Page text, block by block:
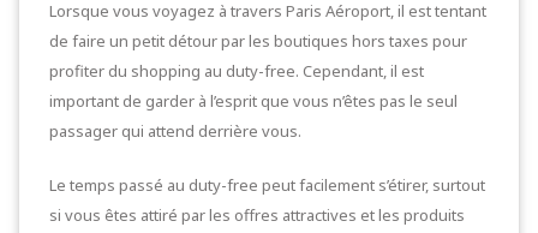
Lorsque vous voyagez à travers Paris Aéroport, il est tentant
de faire un petit détour par les boutiques hors taxes pour
profiter du shopping au duty-free. Cependant, il est
important de garder à l’esprit que vous n’êtes pas le seul
passager qui attend derrière vous.
Le temps passé au duty-free peut facilement s’étirer, surtout
si vous êtes attiré par les offres attractives et les produits